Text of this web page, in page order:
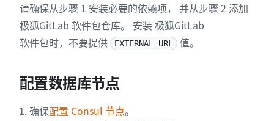
请确保从步骤 1 安装必要的依赖项， 并从步骤 2 添加
极狐GitLab 软件包仓库。 安装 极狐GitLab
软件包时，不要提供
EXTERNAL_URL 值。
配置数据库节点
确保配置 Consul 节点。